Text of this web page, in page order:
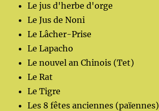
Le jus d'herbe d'orge
Le Jus de Noni
Le Lâcher-Prise
Le Lapacho
Le nouvel an Chinois (Tet)
Le Rat
Le Tigre
Les 8 fêtes anciennes (païennes)